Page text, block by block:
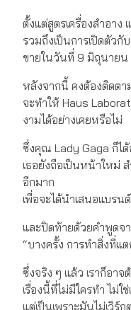
ตั้งแต่สูตรเครื่องสำอาง
รวมถึงเป็นการเปิดตัวกั
ขายในวันที่ 9 มิถุนายน
หลังจากนี้ คงต้องติดต
จะทำให้ Haus
งามได้อย่างเคยหรือไม่
ซึ่งคุณ Lady Gaga ก็ไ
เธอยังถือเป็นหน้าใหม่
อีกมาก
เพื่อจะได้นำเสนอแบร
และปิดท้ายด้วยคำพูดจ
“บางครั้ง การทำสิ่งที่แ
ซึ่งจริง ๆ แล้ว เราก็อา
เรื่องนี้ที่ไม่มีใครทำ ไม่ใ
แต่เป็นเพราะมันไม่เวิร์ก